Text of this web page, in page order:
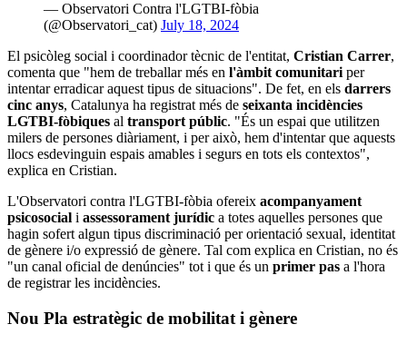
— Observatori Contra l'LGTBI-fòbia
(@Observatori_cat) July 18, 2024
El psicòleg social i coordinador tècnic de l'entitat, Cristian Carrer,
comenta que "hem de treballar més en l'àmbit comunitari per
intentar erradicar aquest tipus de situacions". De fet, en els darrers
cinc anys, Catalunya ha registrat més de seixanta incidències
LGTBI-fòbiques al transport públic. "És un espai que utilitzen
milers de persones diàriament, i per això, hem d'intentar que aquests
llocs esdevinguin espais amables i segurs en tots els contextos",
explica en Cristian.
L'Observatori contra l'LGTBI-fòbia ofereix acompanyament
psicosocial i assessorament jurídic a totes aquelles persones que
hagin sofert algun tipus discriminació per orientació sexual, identitat
de gènere i/o expressió de gènere. Tal com explica en Cristian, no és
"un canal oficial de denúncies" tot i que és un primer pas a l'hora
de registrar les incidències.
Nou Pla estratègic de mobilitat i gènere